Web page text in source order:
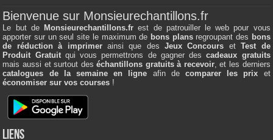
Bienvenue sur Monsieurechantillons.fr
Le but de Monsieurechantillons.fr est de patrouiller le web pour vous
apporter sur un seul site le maximum de bons plansregroupant des bons
de réduction à imprimerainsi que desJeux Concours etTest de
Produit Gratuitqui vous permettrons de gagner descadeaux gratuits
mais aussi et surtout deséchantillons gratuits à recevoir, et les derniers
catalogues de la semaine en ligne afin de comparer les prix et
économiser sur vos courses !
Liens